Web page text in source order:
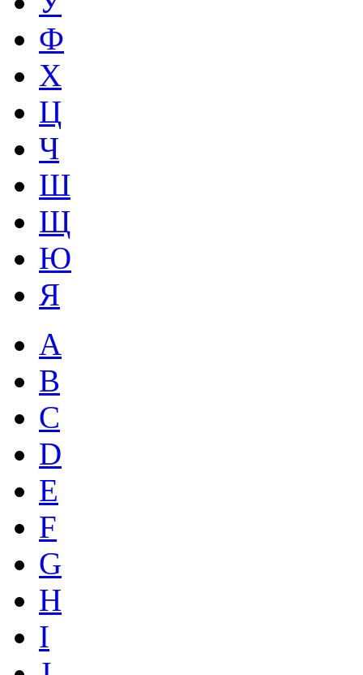
Ф
Х
Ц
Ч
Ш
Щ
Ю
Я
A
B
C
D
E
F
G
H
I